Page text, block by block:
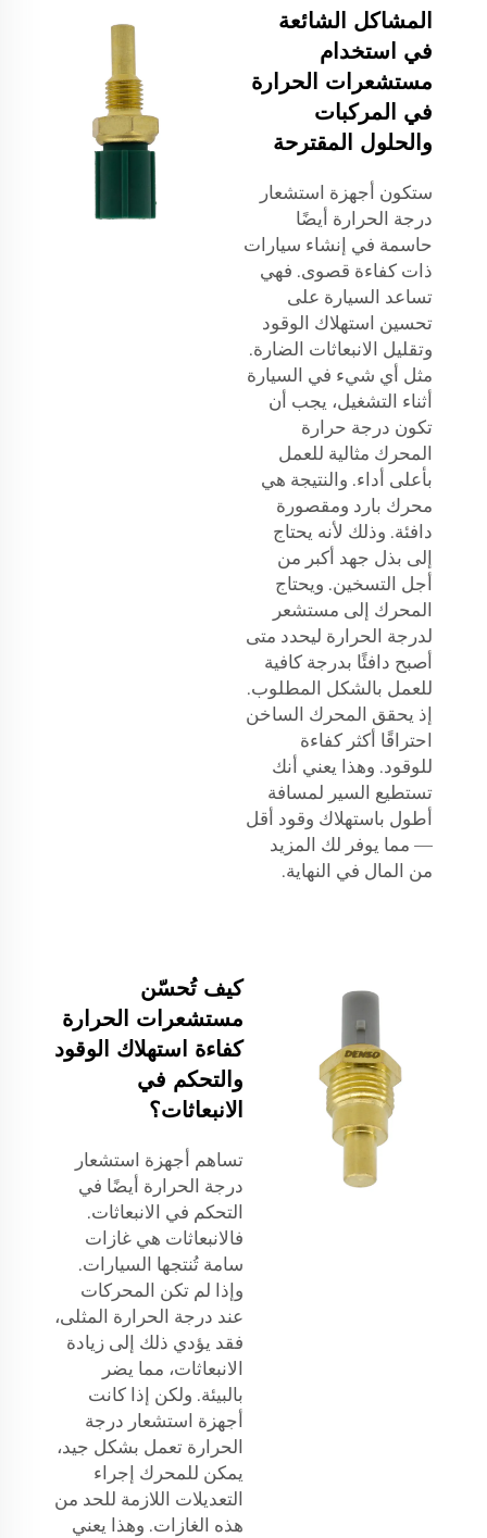
المشاكل الشائعة
في استخدام
مستشعرات الحرارة
في المركبات
والحلول المقترحة
ستكون أجهزة استشعار
درجة الحرارة أيضًا
حاسمة في إنشاء سيارات
ذات كفاءة قصوى. فهي
تساعد السيارة على
تحسين استهلاك الوقود
وتقليل الانبعاثات الضارة.
مثل أي شيء في السيارة
أثناء التشغيل، يجب أن
تكون درجة حرارة
المحرك مثالية للعمل
بأعلى أداء. والنتيجة هي
محرك بارد ومقصورة
دافئة. وذلك لأنه يحتاج
إلى بذل جهد أكبر من
أجل التسخين. ويحتاج
المحرك إلى مستشعر
لدرجة الحرارة ليحدد متى
أصبح دافئًا بدرجة كافية
للعمل بالشكل المطلوب.
إذ يحقق المحرك الساخن
احتراقًا أكثر كفاءة
للوقود. وهذا يعني أنك
تستطيع السير لمسافة
أطول باستهلاك وقود أقل
— مما يوفر لك المزيد
من المال في النهاية.
كيف تُحسّن
مستشعرات الحرارة
كفاءة استهلاك الوقود
والتحكم في
الانبعاثات؟
تساهم أجهزة استشعار
درجة الحرارة أيضًا في
التحكم في الانبعاثات.
فالانبعاثات هي غازات
سامة تُنتجها السيارات.
وإذا لم تكن المحركات
عند درجة الحرارة المثلى،
فقد يؤدي ذلك إلى زيادة
الانبعاثات، مما يضر
بالبيئة. ولكن إذا كانت
أجهزة استشعار درجة
الحرارة تعمل بشكل جيد،
يمكن للمحرك إجراء
التعديلات اللازمة للحد من
هذه الغازات. وهذا يعني